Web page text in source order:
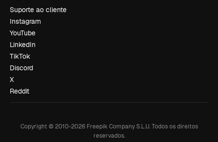
Suporte ao cliente
Instagram
YouTube
LinkedIn
TikTok
Discord
X
Reddit
Copyright © 2010-2026Freepik Company S.L.U. Todos os direitos
reservados.